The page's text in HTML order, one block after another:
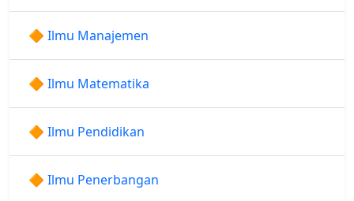
🔶 Ilmu Manajemen
🔶 Ilmu Matematika
🔶 Ilmu Pendidikan
🔶 Ilmu Penerbangan